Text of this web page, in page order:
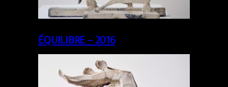
ÉQUILIBRE – 2016